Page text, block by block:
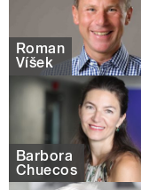
Roman
Víšek
Barbora
Chuecos